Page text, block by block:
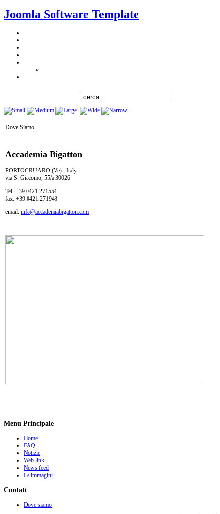
Joomla Software Template
Dove Siamo
Accademia Bigatton
PORTOGRUARO (Ve) . Italy
via S. Giacomo, 55/a 30026
Tel. +39.0421.271554
fax. +39.0421.271943
email: info@accademiabigatton.com
Menu Principale
Home
FAQ
Notizie
Web link
News feed
Le immagini
Contatti
Dove siamo